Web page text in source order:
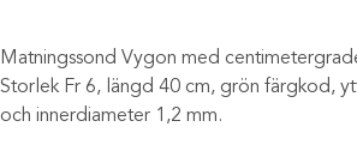
Matningssond Vygon med
Storlek Fr 6, längd 40 cm, grön färgkod,
och innerdiameter 1,2 mm.